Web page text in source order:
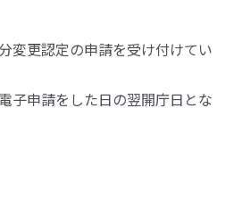
変更認定の申請を受け付けてい
子申請をした日の翌開庁日とな